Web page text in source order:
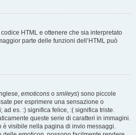
HTML e ottenere che sia interpretato
parte delle funzioni dell’HTML può
emoticons o smileys) sono piccole
per esprimere una sensazione o
ad es. :) significa felice, :( significa triste.
queste serie di caratteri in immagini.
è visibile nella pagina di invio messaggi.